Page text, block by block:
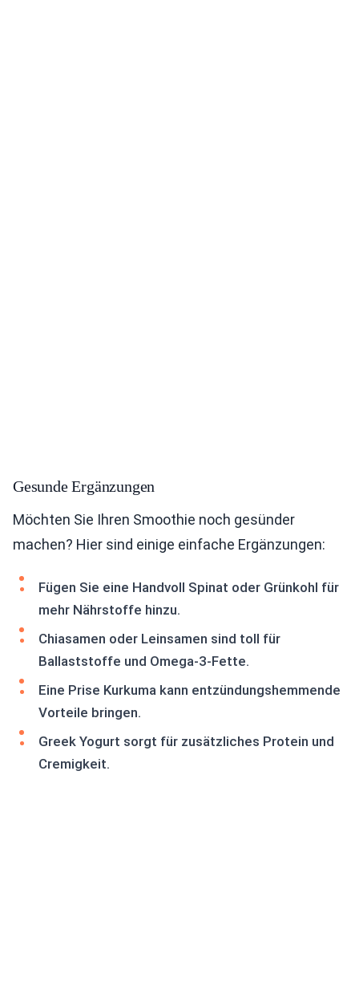
Gesunde Ergänzungen
Möchten Sie Ihren Smoothie noch gesünder
machen? Hier sind einige einfache Ergänzungen:
Fügen Sie eine Handvoll Spinat oder Grünkohl für
mehr Nährstoffe hinzu.
Chiasamen oder Leinsamen sind toll für
Ballaststoffe und Omega-3-Fette.
Eine Prise Kurkuma kann entzündungshemmende
Vorteile bringen.
Greek Yogurt sorgt für zusätzliches Protein und
Cremigkeit.